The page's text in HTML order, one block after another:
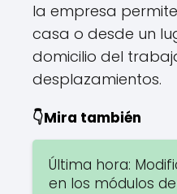
la empresa
casa o desde un
domicilio del
desplazamientos.
👇Mira también
Última hora:
en los módulos de